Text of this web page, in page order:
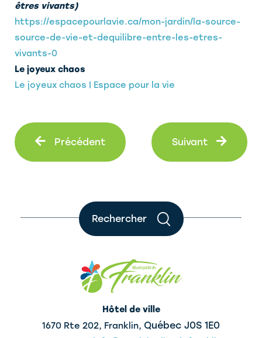
êtres vivants)
https://espacepourlavie.ca/mon-jardin/la-source-
source-de-vie-et-dequilibre-entre-les-etres-
vivants-0
Le joyeux chaos
Le joyeux chaos | Espace pour la vie
Précédent Suivant
Rechercher
Hôtel de ville
1670 Rte 202, Franklin, Québec J0S 1E0